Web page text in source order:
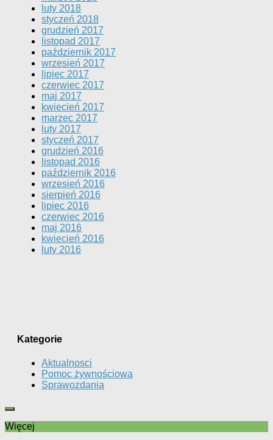
luty 2018
styczeń 2018
grudzień 2017
listopad 2017
październik 2017
wrzesień 2017
lipiec 2017
czerwiec 2017
maj 2017
kwiecień 2017
marzec 2017
luty 2017
styczeń 2017
grudzień 2016
listopad 2016
październik 2016
wrzesień 2016
sierpień 2016
lipiec 2016
czerwiec 2016
maj 2016
kwiecień 2016
luty 2016
Kategorie
Aktualnosci
Pomoc żywnościowa
Sprawozdania
Więcej